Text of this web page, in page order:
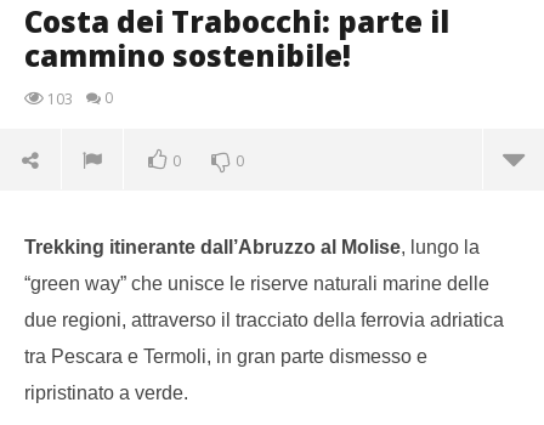
Costa dei Trabocchi: parte il
cammino sostenibile!
103 0
0 0
Trekking itinerante dall’Abruzzo al Molise, lungo la
“green way” che unisce le riserve naturali marine delle
due regioni, attraverso il tracciato della ferrovia adriatica
tra Pescara e Termoli, in gran parte dismesso e
ripristinato a verde.